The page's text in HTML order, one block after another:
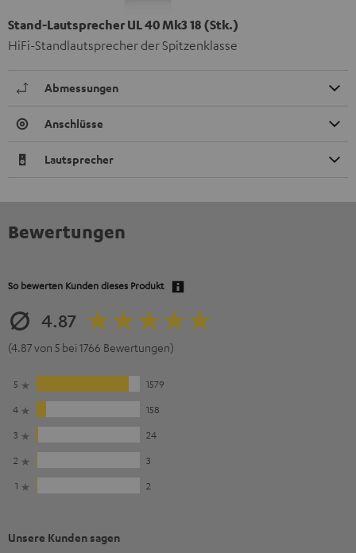
Stand-Lautsprecher UL 40 Mk3 18 (Stk.)
HiFi-Standlautsprecher der Spitzenklasse
Abmessungen
Anschlüsse
Lautsprecher
Bewertungen
So bewerten Kunden dieses Produkt
4.87
(4.87 von 5 bei 1766 Bewertungen)
5
1579
4
158
3
24
2
3
1
2
Unsere Kunden sagen